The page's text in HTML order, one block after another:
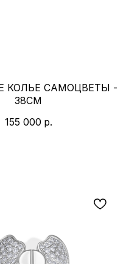
КОЛЬЕ САМОЦВЕТЫ -
38СМ
155 000 р.